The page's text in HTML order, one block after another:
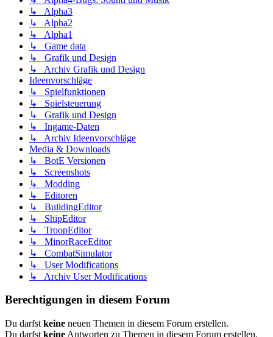
↳ Alpha3
↳ Alpha2
↳ Alpha1
↳ Game data
↳ Grafik und Design
↳ Archiv Grafik und Design
Ideenvorschläge
↳ Spielfunktionen
↳ Spielsteuerung
↳ Grafik und Design
↳ Ingame-Daten
↳ Archiv Ideenvorschläge
Media & Downloads
↳ BotE Versionen
↳ Screenshots
↳ Modding
↳ Editoren
↳ BuildingEditor
↳ ShipEditor
↳ TroopEditor
↳ MinorRaceEditor
↳ CombatSimulator
↳ User Modifications
↳ Archiv User Modifications
Berechtigungen in diesem Forum
Du darfst keine neuen Themen in diesem Forum erstellen.
Du darfst keine Antworten zu Themen in diesem Forum erstellen.